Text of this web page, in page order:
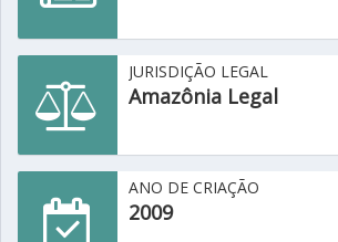
JURISDIÇÃO LEGAL
Amazônia Legal
ANO DE CRIAÇÃO
2009